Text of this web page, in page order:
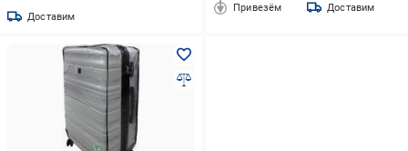
Доставим
Привезём Доставим